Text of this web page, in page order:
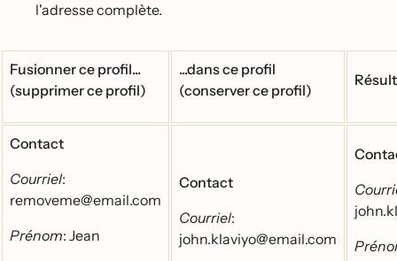
l'adresse complète.
Fusionner ce profil...
(supprimer ce profil)
...dans ce profil
(conserver ce profil)
Contact
Courriel:
removeme@email.com
Prénom: Jean
Contact
Courriel:
john.klaviyo@email.com